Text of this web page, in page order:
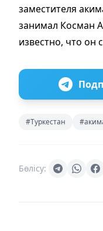
заместителя
занимал Косман
известно, что он
#Туркестан
Бөлісу: